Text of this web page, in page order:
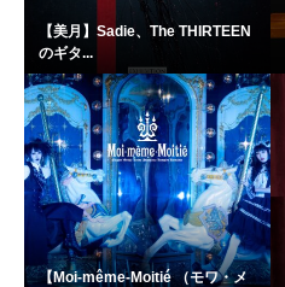
【美月】Sadie、The THIRTEEN
のギタ...
【Moi-même-Moitié （モワ・メ